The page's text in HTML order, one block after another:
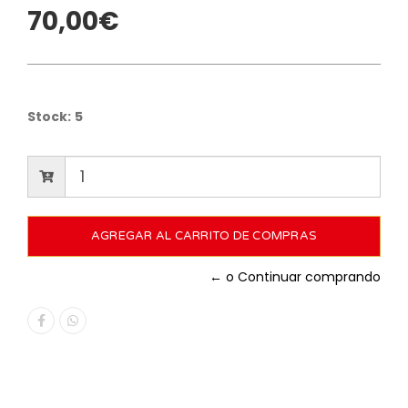
70,00€
Stock: 5
← o Continuar comprando